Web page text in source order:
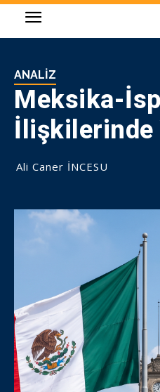
ANALIZ
Meksika-
İlişkilerinde
Ali Caner İNCESU